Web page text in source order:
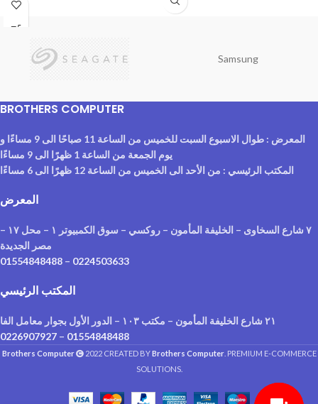
Samsung
BROTHERS COMPUTER
المعرض : طوال الاسبوع السبت للخميس من الساعة 11 صباحًا الى 9 مساءًا و
يوم الجمعة من الساعة 1 ظهرًا الى 9 مساءًا
المكتب الرئيسي : من الأحد الى الخميس من الساعة 12 ظهرًا الى 6 مساءًا
المعرض
٧ شارع السخاوى – الخليفة المأمون – روكسي – سوق الكمبيوتر ١ – محل ١٧ –
مصر الجديدة
01554848488 – 0224503633
المكتب الرئيسي
٢١ شارع الخليفة المأمون – مكتب ١٠٣ – الدور الأول بجوار معامل الفا
0226907927 – 01554848488
Brothers Computer 2022 CREATED BYBrothers Computer. PREMIUM E-COMMERCE
SOLUTIONS.